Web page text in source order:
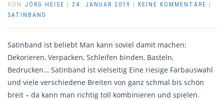
VON JÖRG HEISE | 24. JANUAR 2019 | KEINE KOMMENTARE |
SATINBAND
Satinband ist beliebt Man kann soviel damit machen:
Dekorieren, Verpacken, Schleifen binden, Basteln,
Bedrucken… Satinband ist vielseitig Eine riesige Farbauswahl
und viele verschiedene Breiten von ganz schmal bis schön
breit – da kann man richtig toll kombinieren und spielen.